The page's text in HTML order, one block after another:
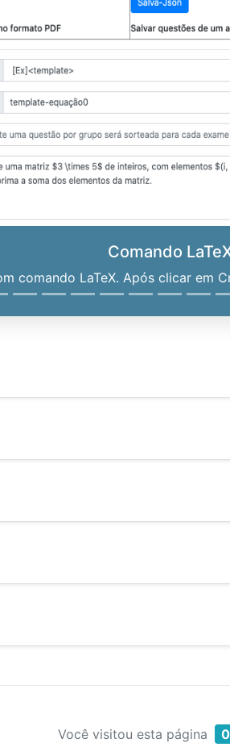
Comando
comando LaTeX. Após clicar em
Você visitou esta página 0